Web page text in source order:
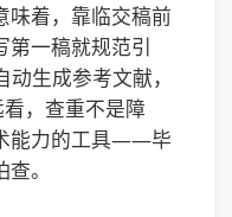
味着，靠临交稿前
第一稿就规范引
生成参考文献，
，查重不是障
能力的工具——毕
。